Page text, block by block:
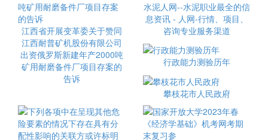
江西省开展变革委关于赞同
江西耐普矿机股份有限公司
出资俄罗斯新建年产2000吨
矿用耐磨备件厂项目存案的
告诉
水泥人网--水泥职业最全的信
息资讯 - 人网-行情、项目、
咨询专业服务渠道
行政能力测验历年
攀枝花市人民政府